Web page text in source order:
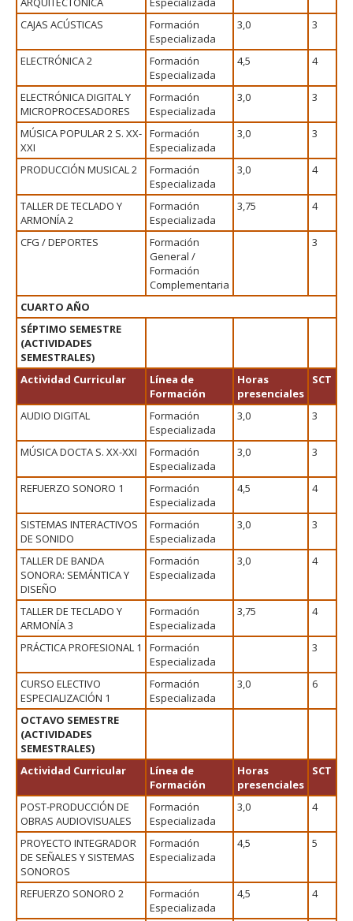
CAJAS ACÚSTICAS
Formación
Especializada
3,0 3
ELECTRÓNICA 2
Formación
Especializada
4,5 4
ELECTRÓNICA DIGITAL Y
MICROPROCESADORES
Formación
Especializada
3,0 3
MÚSICA POPULAR 2 S. XX-
XXI
Formación
Especializada
3,0 3
PRODUCCIÓN MUSICAL 2
Formación
Especializada
3,0 4
TALLER DE TECLADO Y
ARMONÍA 2
Formación
Especializada
3,75 4
CFG / DEPORTES
Formación
General /
Formación
Complementaria
3
CUARTO AÑO
SÉPTIMO SEMESTRE
(ACTIVIDADES
SEMESTRALES)
Actividad Curricular
Línea de
Formación
Horas
presenciales
SCT
AUDIO DIGITAL
Formación
Especializada
3,0 3
MÚSICA DOCTA S. XX-XXI
Formación
Especializada
3,0 3
REFUERZO SONORO 1
Formación
Especializada
4,5 4
SISTEMAS INTERACTIVOS
DE SONIDO
Formación
Especializada
3,0 3
TALLER DE BANDA
SONORA: SEMÁNTICA Y
DISEÑO
Formación
Especializada
3,0 4
TALLER DE TECLADO Y
ARMONÍA 3
Formación
Especializada
3,75 4
PRÁCTICA PROFESIONAL 1
Formación
Especializada
3
CURSO ELECTIVO
ESPECIALIZACIÓN 1
Formación
Especializada
3,0 6
OCTAVO SEMESTRE
(ACTIVIDADES
SEMESTRALES)
Actividad Curricular
Línea de
Formación
Horas
presenciales
SCT
POST-PRODUCCIÓN DE
OBRAS AUDIOVISUALES
Formación
Especializada
3,0 4
PROYECTO INTEGRADOR
DE SEÑALES Y SISTEMAS
SONOROS
Formación
Especializada
4,5 5
REFUERZO SONORO 2
Formación
Especializada
4,5 4